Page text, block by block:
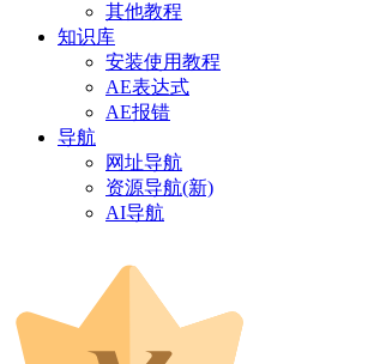
其他教程
知识库
安装使用教程
AE表达式
AE报错
导航
网址导航
资源导航(新)
AI导航